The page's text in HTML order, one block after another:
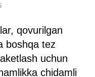
qovurilgan
boshqa tez
uchun
chidamli